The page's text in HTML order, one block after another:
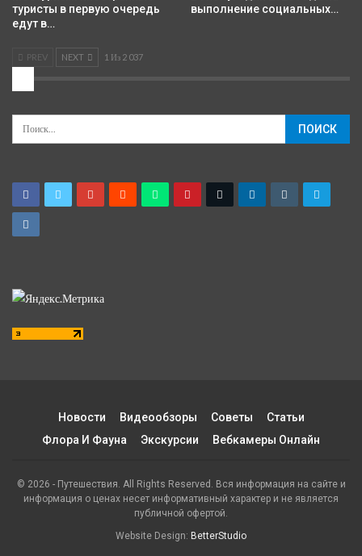
туристы в первую очередь
едут в…
выполнение социальных…
PREV NEXT 1 Из 2 037
Новости Видеообзоры Советы
Статьи
Флора И Фауна
Экскурсии Вебкамеры Онлайн
© 2026 - Путешествия. All Rights Reserved. Вся информация на сайте и
информация о ценах несет информативный характер и не является
публичной офертой.
Website Design: BetterStudio